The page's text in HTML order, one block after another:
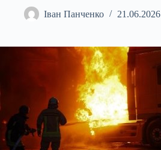
Іван Панченко 21.06.2026